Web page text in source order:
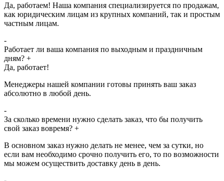
Да, работаем! Наша компания специализируется по продажам,
как юридическим лицам из крупных компаний, так и простым
частным лицам.
-
Работает ли ваша компания по выходным и праздничным
дням? +
Да, работает!
Менеджеры нашей компании готовы принять ваш заказ
абсолютно в любой день.
-
За сколько времени нужно сделать заказ, что бы получить
свой заказ вовремя? +
В основном заказ нужно делать не менее, чем за сутки, но
если вам необходимо срочно получить его, то по возможности
мы можем осуществить доставку день в день.